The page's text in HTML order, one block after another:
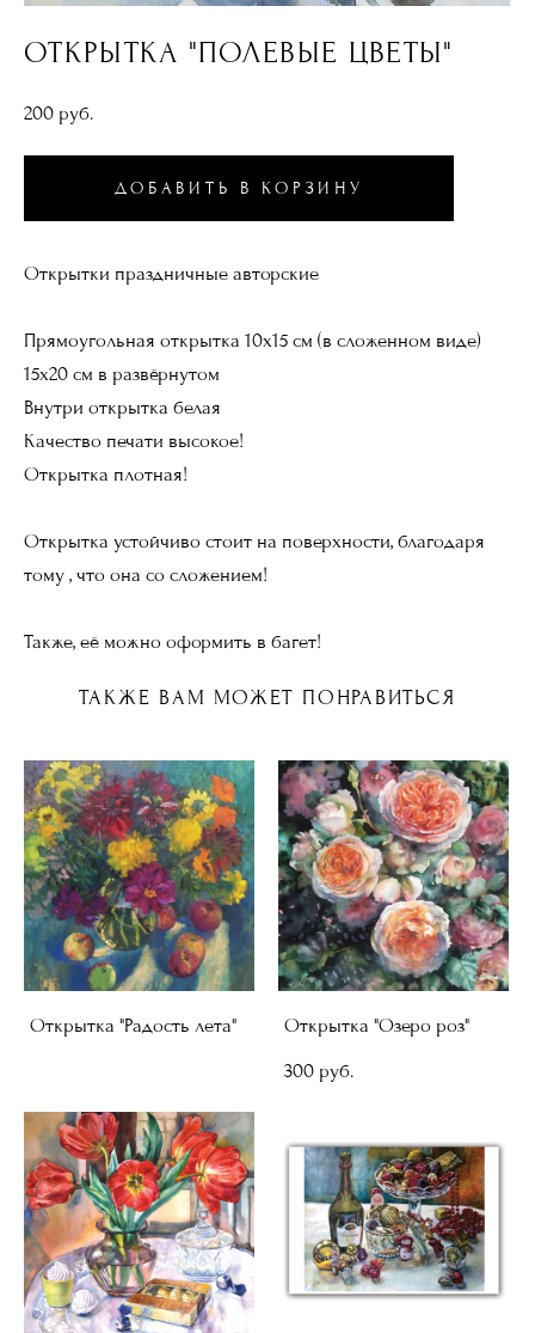
ОТКРЫТКА "ПОЛЕВЫЕ ЦВЕТЫ"
200 pуб.
ДОБАВИТЬ В КОРЗИНУ
Открытки праздничные авторские
Прямоугольная открытка 10х15 см (в сложенном виде)
15х20 см в развёрнутом
Внутри открытка белая
Качество печати высокое!
Открытка плотная!
Открытка устойчиво стоит на поверхности, благодаря
тому , что она со сложением!
Также, её можно оформить в багет!
ТАКЖЕ ВАМ МОЖЕТ ПОНРАВИТЬСЯ
Открытка "Радость лета"
Открытка "Озеро роз"
300 pуб.